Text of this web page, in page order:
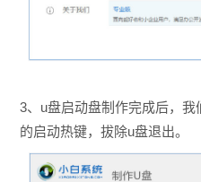
3、u盘启动盘制作完成后，
的启动热键，拔除u盘退出。